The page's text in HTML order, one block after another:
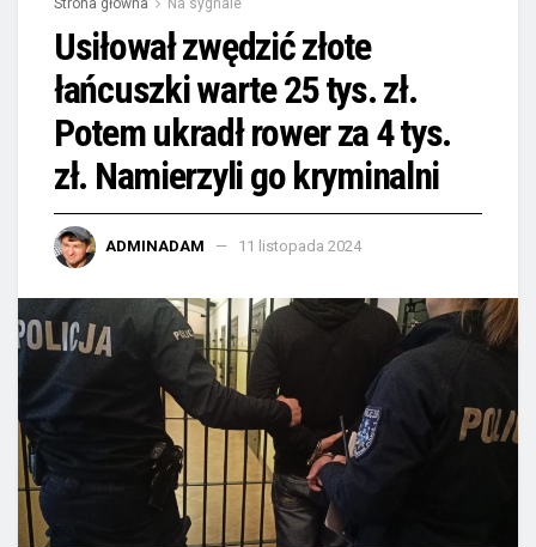
Strona główna Na sygnale
Usiłował zwędzić złote
łańcuszki warte 25 tys. zł.
Potem ukradł rower za 4 tys.
zł. Namierzyli go kryminalni
ADMINADAM 11 listopada 2024